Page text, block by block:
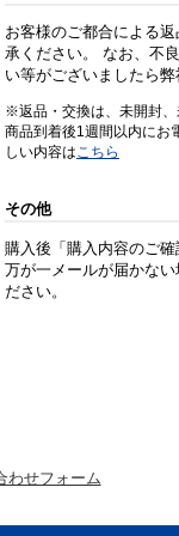
お客様のご都合による
承ください。 なお、不
い等がございましたら
※返品・交換は、未開封、
商品到着後1週間以内にお
しい内容はこちら
その他
購入後「購入内容のご確
万が一メールが届かない
ださい。
わせフォーム